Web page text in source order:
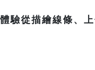
驗從描繪線條、